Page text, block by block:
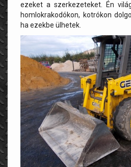
ezeket a szerkezeteket. Én
homlokrakodókon, kotrókon
ha ezekbe ülhetek.